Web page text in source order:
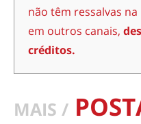
não têm ressalvas
em outros canais,
créditos.
MAIS /